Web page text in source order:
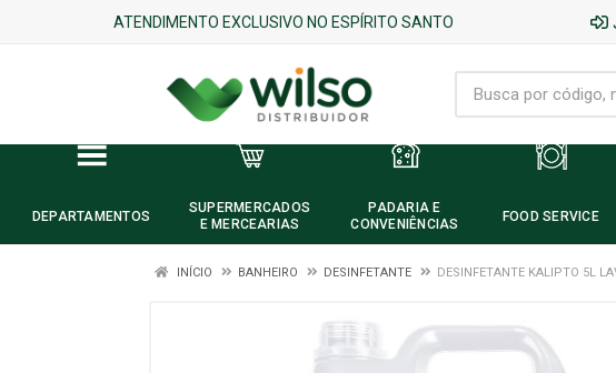
ATENDIMENTO EXCLUSIVO NO ESPÍRITO SANTO
DEPARTAMENTOS
SUPERMERCADOS
E MERCEARIAS
PADARIA E
CONVENIÊNCIAS
FOOD SERVICE
INÍCIO BANHEIRO DESINFETANTE DESINFETANTE KALIPTO 5L